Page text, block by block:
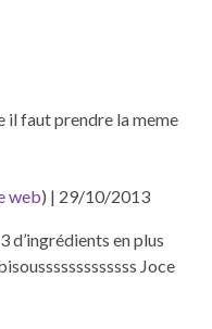
il faut prendre la meme
web) | 29/10/2013
d’ingrédients en plus
Joce